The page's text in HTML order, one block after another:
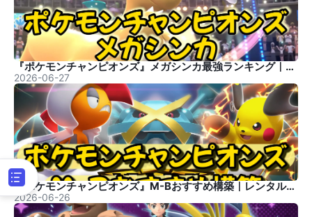
『ポケモンチャンピオンズ』メガシンカ最強ランキング｜おすすめメガ一覧
2026-06-27
『ポケモンチャンピオンズ』M-Bおすすめ構築｜レンタル付き
2026-06-26